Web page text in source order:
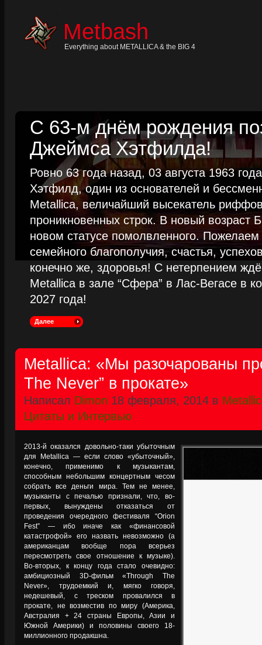
Metbash
Everything about METALLICA & the BIG 4
С 63-м днём рождения
Джеймса Хэтфилда!
Ровно 63 года назад, 03 августа 1963
Хэтфилд, один из основателей и
Metallica, величайший высекатель
проникновенных строк. В новый возраст
новом статусе помолвленного.
семейного благополучия, счастья,
конечно же, здоровья! С нетерпением
Metallica в зале “Сфера” в Лас-Вегасе в
2027 года!
Далее
Metallica: «Мы разочарованы
The Never” в прокате»
Написал Dimon 18 февраля, 2014 в
Цитаты и Интервью
2013-й оказался довольно-таки убыточным
для Metallica — если слово «убыточный»,
конечно, применимо к музыкантам,
способным небольшим концертным чесом
собрать все деньги мира. Тем не менее,
музыканты с печалью признали, что, во-
первых, вынуждены отказаться от
проведения очередного фестиваля “Orion
Fest” — ибо иначе как «финансовой
катастрофой» его назвать невозможно (а
американцам вообще пора всерьез
пересмотреть свое отношение к музыке).
Во-вторых, к концу года стало очевидно:
амбициозный 3D-фильм «Through The
Never», трудоемкий и, мягко говоря,
недешевый, с треском провалился в
прокате, не возместив по миру (Америка,
Австралия + 24 страны Европы, Азии и
Южной Америки) и половины своего 18-
миллионного продакшна.